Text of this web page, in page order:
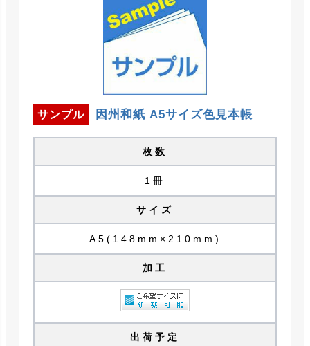
サンプル 因州和紙 A5サイズ色見本帳
枚数
1冊
サイズ
A5(148mm×210mm)
加工
出荷予定